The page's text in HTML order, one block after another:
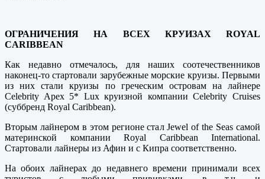
ОГРАНИЧЕНИЯ НА ВСЕХ КРУИЗАХ ROYAL
CARIBBEAN
Как недавно отмечалось, для наших соотечественников
наконец-то стартовали зарубежные морские круизы. Первыми
из них стали круизы по греческим островам на лайнере
Celebrity Apex 5* Lux круизной компании Celebrity Cruises
(суббренд Royal Caribbean).
Вторым лайнером в этом регионе стал Jewel of the Seas самой
материнской компании Royal Caribbean International.
Стартовали лайнеры из Афин и с Кипра соответственно.
На обоих лайнерах до недавнего времени принимали всех